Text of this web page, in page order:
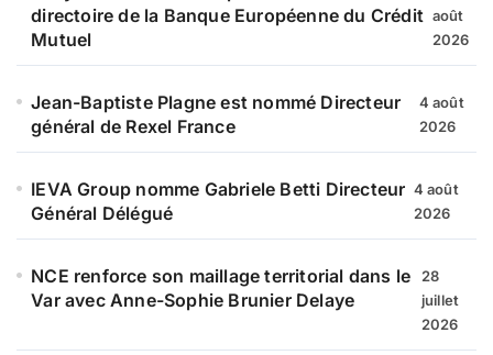
directoire de la Banque Européenne du Crédit
Mutuel
août
2026
Jean-Baptiste Plagne est nommé Directeur
général de Rexel France
4 août
2026
IEVA Group nomme Gabriele Betti Directeur
Général Délégué
4 août
2026
NCE renforce son maillage territorial dans le
Var avec Anne-Sophie Brunier Delaye
28
juillet
2026